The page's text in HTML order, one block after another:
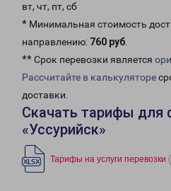
вт, чт, пт, сб
* Минимальная стоимость
направлению: 760 руб.
** Срок перевозки является
Рассчитайте в калькуляторе
доставки.
Скачать тарифы для
«Уссурийск»
Тарифы на услуги перевозки